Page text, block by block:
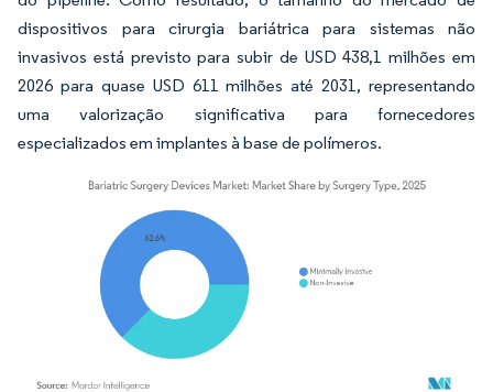
dispositivos para cirurgia bariátrica para sistemas não
invasivos está previsto para subir de USD 438,1 milhões em
2026 para quase USD 611 milhões até 2031, representando
uma valorização significativa para fornecedores
especializados em implantes à base de polímeros.